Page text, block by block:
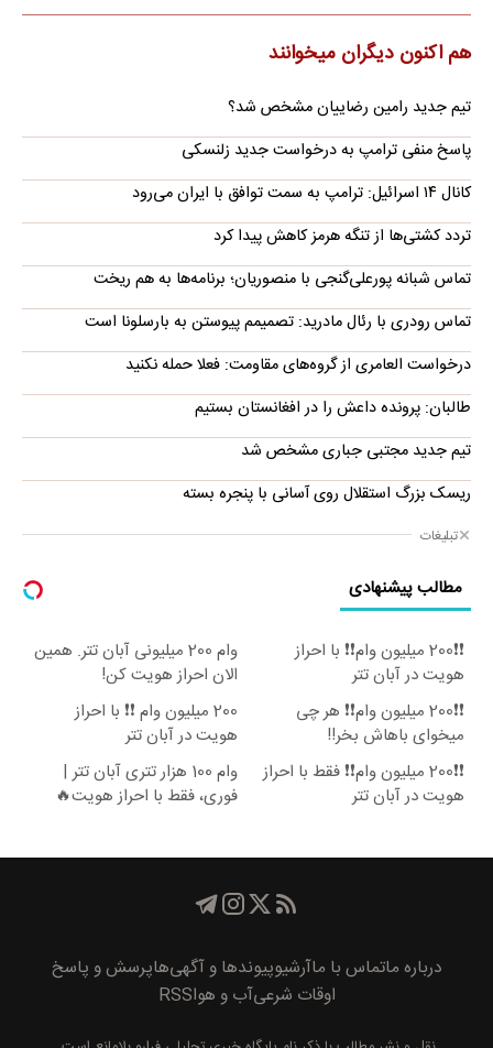
هم اکنون دیگران میخوانند
تیم جدید رامین رضاییان مشخص شد؟
پاسخ منفی ترامپ به درخواست جدید زلنسکی
کانال ۱۴ اسرائیل: ترامپ به سمت توافق با ایران می‌رود
تردد کشتی‌ها از تنگه هرمز کاهش پیدا کرد
تماس شبانه پورعلی‌گنجی با منصوریان؛ برنامه‌ها به هم ریخت
تماس رودری با رئال مادرید: تصمیمم پیوستن به بارسلونا است
درخواست العامری از گروه‌های مقاومت: فعلا حمله نکنید
طالبان: پرونده داعش را در افغانستان بستیم
تیم جدید مجتبی جباری مشخص شد
ریسک بزرگ استقلال روی آسانی با پنجره بسته
تبلیغات
مطالب پیشنهادی
❗❗200 میلیون وام❗❗ با احراز
هویت در آبان تتر
وام 200 میلیونی آبان تتر. همین
الان احراز هویت کن!
❗❗200 میلیون وام❗❗ هر چی
میخوای باهاش بخر!!
200 میلیون وام ❗❗ با احراز
هویت در آبان تتر
❗❗200 میلیون وام❗❗ فقط با احراز
هویت در آبان تتر
وام 100 هزار تتری آبان تتر |
فوری، فقط با احراز هویت🔥
درباره ماتماس با ماآرشیوپیوند‌ها و آگهی‌هاپرسش و پاسخ
اوقات شرعیآب و هواRSS